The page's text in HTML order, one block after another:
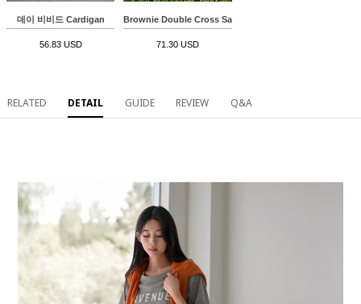
데이 비비드 Cardigan
56.83 USD
Brownie Double Cross Sandals
71.30 USD
RELATED DETAIL GUIDE REVIEW Q&A